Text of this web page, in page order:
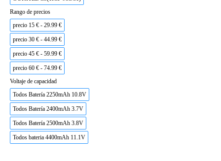
Rango de precios
precio 15 € - 29.99 €
precio 30 € - 44.99 €
precio 45 € - 59.99 €
precio 60 € - 74.99 €
Voltaje de capacidad
Todos Batería 2250mAh 10.8V
Todos Batería 2400mAh 3.7V
Todos Batería 2500mAh 3.8V
Todos bateria 4400mAh 11.1V